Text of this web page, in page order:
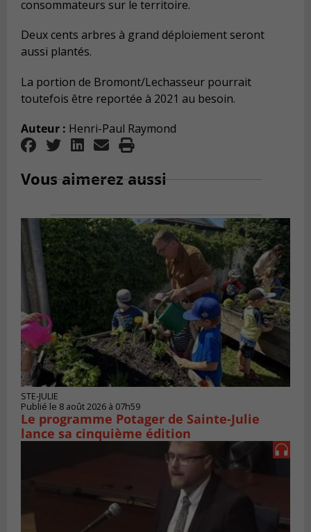
consommateurs sur le territoire.
Deux cents arbres à grand déploiement seront
aussi plantés.
La portion de Bromont/Lechasseur pourrait
toutefois être reportée à 2021 au besoin.
Auteur : Henri-Paul Raymond
Vous aimerez aussi
STE-JULIE
Publié le 8 août 2026 à 07h59
Le programme Potager de Sainte-Julie
lance sa cinquième édition